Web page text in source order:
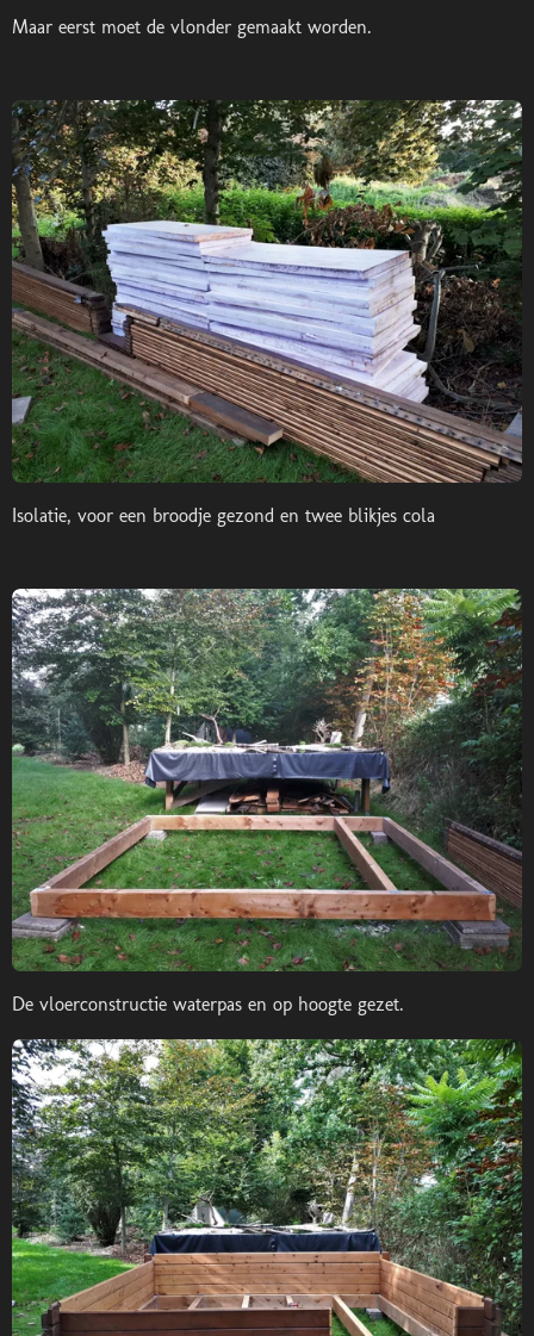
Maar eerst moet de vlonder gemaakt worden.
Isolatie, voor een broodje gezond en twee blikjes cola
De vloerconstructie waterpas en op hoogte gezet.